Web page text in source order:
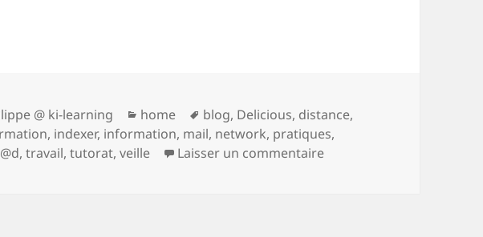
@ ki-learning Catégories
home
Mots-
clés
blog, Delicious, distance,
, indexer, information, mail, network, pratiques,
,travail,tutorat,veille Laisser un commentairesur 6- Réaliser une veille